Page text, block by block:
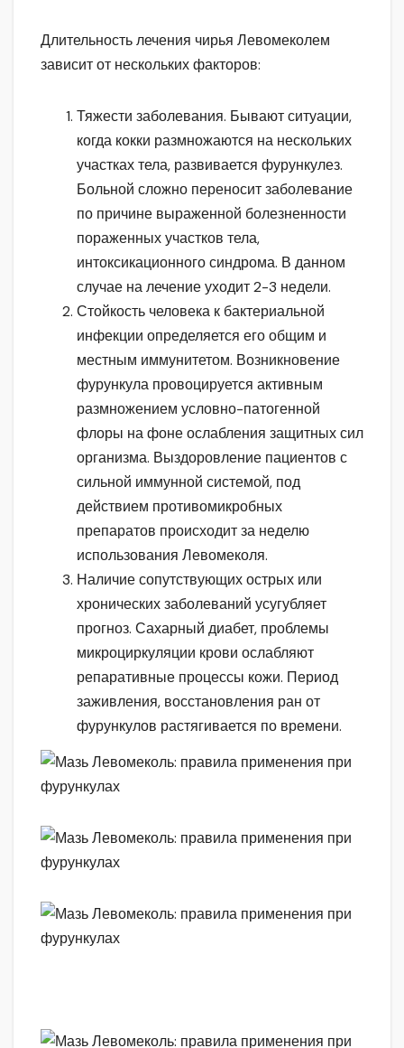
Длительность лечения чирья Левомеколем
зависит от нескольких факторов:
Тяжести заболевания. Бывают ситуации,
когда кокки размножаются на нескольких
участках тела, развивается фурункулез.
Больной сложно переносит заболевание
по причине выраженной болезненности
пораженных участков тела,
интоксикационного синдрома. В данном
случае на лечение уходит 2-3 недели.
Стойкость человека к бактериальной
инфекции определяется его общим и
местным иммунитетом. Возникновение
фурункула провоцируется активным
размножением условно-патогенной
флоры на фоне ослабления защитных сил
организма. Выздоровление пациентов с
сильной иммунной системой, под
действием противомикробных
препаратов происходит за неделю
использования Левомеколя.
Наличие сопутствующих острых или
хронических заболеваний усугубляет
прогноз. Сахарный диабет, проблемы
микроциркуляции крови ослабляют
репаративные процессы кожи. Период
заживления, восстановления ран от
фурункулов растягивается по времени.